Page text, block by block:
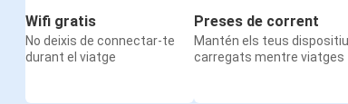
Wifi gratis
No deixis de connectar-te
durant el viatge
Preses de corrent
Mantén els teus
carregats mentre viatges